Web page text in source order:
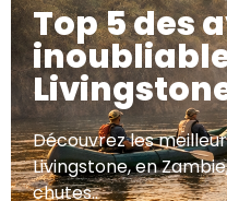
Top 5 des
Découvrez les
Livingstone, en
chutes..